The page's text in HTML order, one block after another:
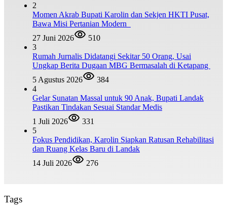
2
Momen Akrab Bupati Karolin dan Sekjen HKTI Pusat,
Bawa Misi Pertanian Modern
27 Juni 2026
510
3
Rumah Jurnalis Didatangi Sekitar 50 Orang, Usai
Ungkap Berita Dugaan MBG Bermasalah di Ketapang
5 Agustus 2026
384
4
Gelar Sunatan Massal untuk 90 Anak, Bupati Landak
Pastikan Tindakan Sesuai Standar Medis
1 Juli 2026
331
5
Fokus Pendidikan, Karolin Siapkan Ratusan Rehabilitasi
dan Ruang Kelas Baru di Landak
14 Juli 2026
276
Tags